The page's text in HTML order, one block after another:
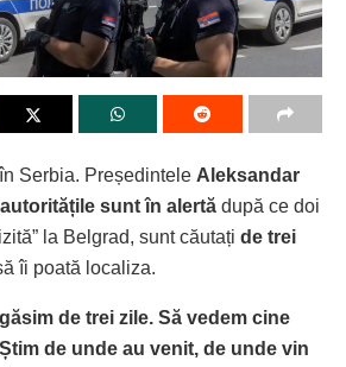
Serbia. Președintele Aleksandar
autoritățile sunt în alertă după ce doi
la Belgrad, sunt căutați de trei
îi poată localiza.
de trei zile. Să vedem cine
de unde au venit, de unde vin